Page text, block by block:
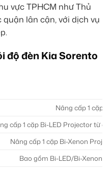
vực TPHCM như Thủ
quận lân cận, với dịch vụ
độ đèn Kia Sorento
Nâng cấp 1 cặp
cấp 1 cặp Bi-LED Projector từ
Nâng cấp 1 cặp Bi-Xenon
Bao gồm Bi-LED/Bi-Xenon